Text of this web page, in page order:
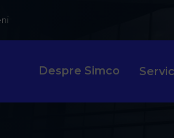
Despre Simco